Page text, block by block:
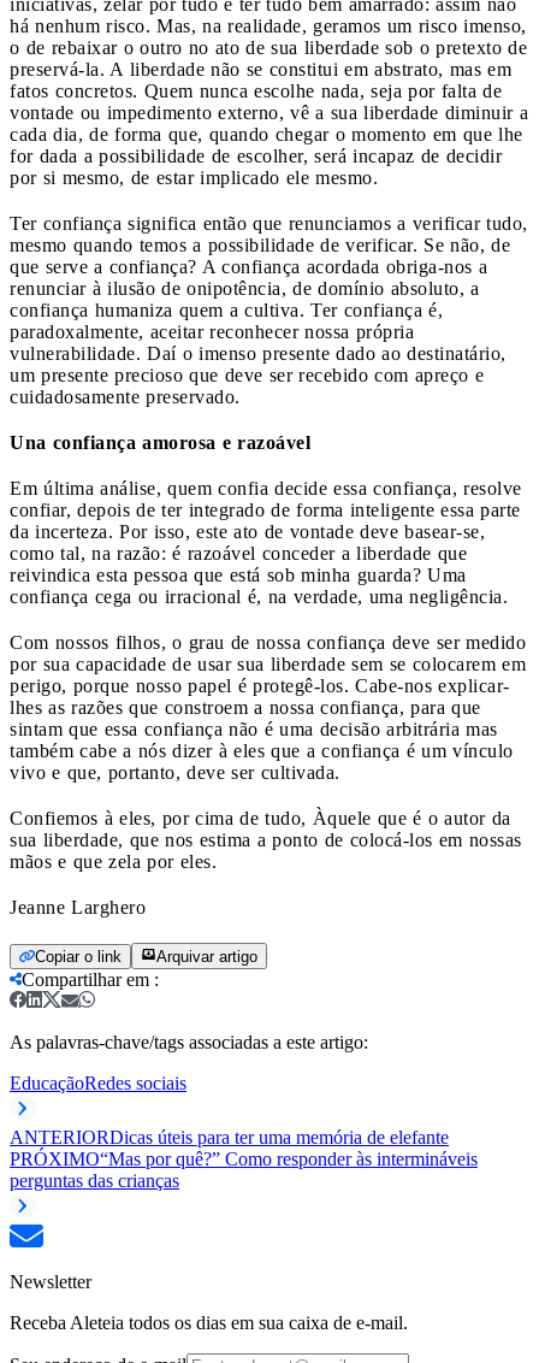
há nenhum risco. Mas, na realidade, geramos um risco imenso,
o de rebaixar o outro no ato de sua liberdade sob o pretexto de
preservá-la. A liberdade não se constitui em abstrato, mas em
fatos concretos. Quem nunca escolhe nada, seja por falta de
vontade ou impedimento externo, vê a sua liberdade diminuir a
cada dia, de forma que, quando chegar o momento em que lhe
for dada a possibilidade de escolher, será incapaz de decidir
por si mesmo, de estar implicado ele mesmo.
Ter confiança significa então que renunciamos a verificar tudo,
mesmo quando temos a possibilidade de verificar. Se não, de
que serve a confiança? A confiança acordada obriga-nos a
renunciar à ilusão de onipotência, de domínio absoluto, a
confiança humaniza quem a cultiva. Ter confiança é,
paradoxalmente, aceitar reconhecer nossa própria
vulnerabilidade. Daí o imenso presente dado ao destinatário,
um presente precioso que deve ser recebido com apreço e
cuidadosamente preservado.
Una confiança amorosa e razoável
Em última análise, quem confia decide essa confiança, resolve
confiar, depois de ter integrado de forma inteligente essa parte
da incerteza. Por isso, este ato de vontade deve basear-se,
como tal, na razão: é razoável conceder a liberdade que
reivindica esta pessoa que está sob minha guarda? Uma
confiança cega ou irracional é, na verdade, uma negligência.
Com nossos filhos, o grau de nossa confiança deve ser medido
por sua capacidade de usar sua liberdade sem se colocarem em
perigo, porque nosso papel é protegê-los. Cabe-nos explicar-
lhes as razões que constroem a nossa confiança, para que
sintam que essa confiança não é uma decisão arbitrária mas
também cabe a nós dizer à eles que a confiança é um vínculo
vivo e que, portanto, deve ser cultivada.
Confiemos à eles, por cima de tudo, Àquele que é o autor da
sua liberdade, que nos estima a ponto de colocá-los em nossas
mãos e que zela por eles.
Jeanne Larghero
Copiar o link Arquivar artigo
Compartilhar em :
As palavras-chave/tags associadas a este artigo:
EducaçãoRedes sociais
ANTERIORDicas úteis para ter uma memória de elefante
PRÓXIMO“Mas por quê?” Como responder às intermináveis
perguntas das crianças
Newsletter
Receba Aleteia todos os dias em sua caixa de e-mail.